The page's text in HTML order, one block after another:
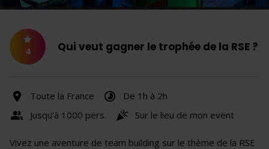
4 Qui veut gagner le trophée de la RSE ?
Toute la France
De 1h à 2h
Jusqu'à 1000 pers.
Sur le lieu de mon event
Vivez une aventure de team building sur le thème de la RSE